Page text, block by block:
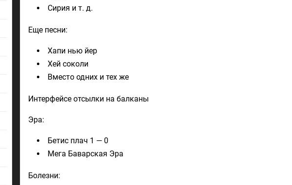
Сирия и т. д.
Еще песни:
Хапи нью йер
Хей соколи
Вместо одних и тех же
Интерфейсе отсылки на балканы
Эра:
Бетис плач 1 — 0
Мега Баварская Эра
Болезни: